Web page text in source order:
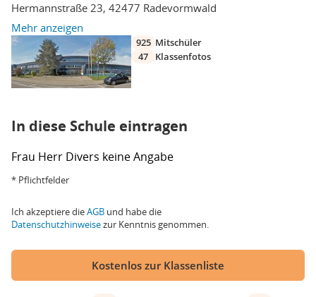
Hermannstraße 23, 42477 Radevormwald
Mehr anzeigen
925 Mitschüler
47
Klassenfotos
In diese Schule eintragen
Frau Herr Divers keine Angabe
* Pflichtfelder
Ich akzeptiere dieAGB und habe die
Datenschutzhinweisezur Kenntnis genommen.
Kostenlos zur Klassenliste